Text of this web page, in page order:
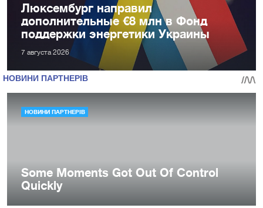
Люксембург направил
дополнительные €8 млн в Фонд
поддержки энергетики Украины
7 августа 2026